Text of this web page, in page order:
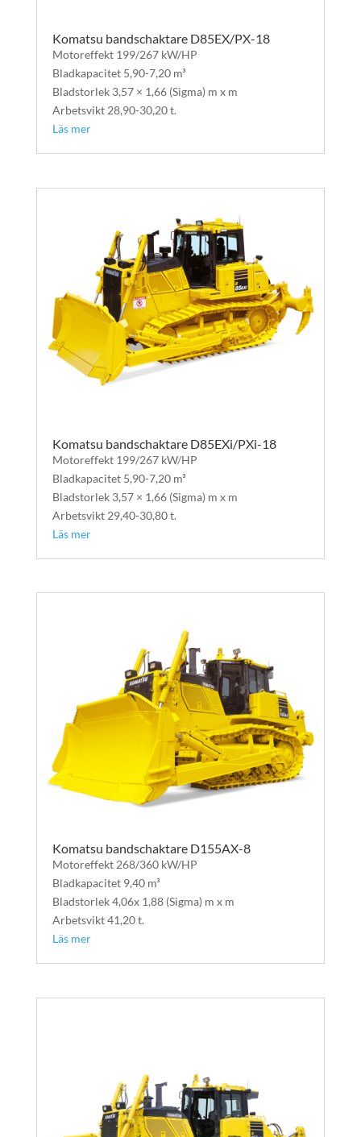
Komatsu bandschaktare D85EX/PX-18
Motoreffekt 199/267 kW/HP
Bladkapacitet 5,90-7,20 m³
Bladstorlek 3,57 × 1,66 (Sigma) m x m
Arbetsvikt 28,90-30,20 t.
Läs mer
Komatsu bandschaktare D85EXi/PXi-18
Motoreffekt 199/267 kW/HP
Bladkapacitet 5,90-7,20 m³
Bladstorlek 3,57 × 1,66 (Sigma) m x m
Arbetsvikt 29,40-30,80 t.
Läs mer
Komatsu bandschaktare D155AX-8
Motoreffekt 268/360 kW/HP
Bladkapacitet 9,40 m³
Bladstorlek 4,06x 1,88 (Sigma) m x m
Arbetsvikt 41,20 t.
Läs mer